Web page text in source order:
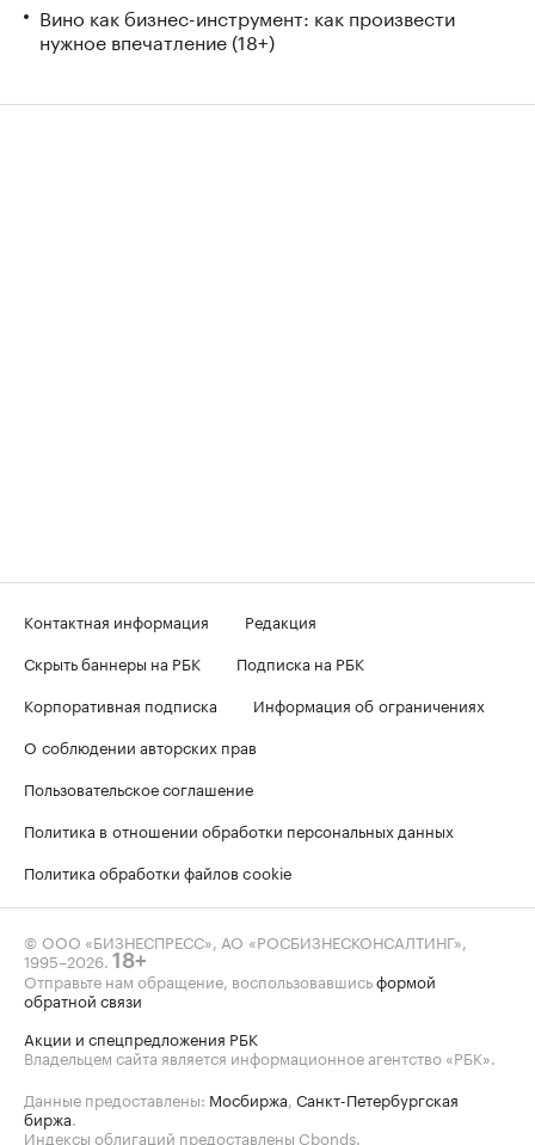
Вино как бизнес-инструмент: как произвести
нужное впечатление (18+)
Контактная информация
Редакция
Скрыть баннеры на РБК
Подписка на РБК
Корпоративная подписка
Информация об ограничениях
О соблюдении авторских прав
Пользовательское соглашение
Политика в отношении обработки персональных данных
Политика обработки файлов cookie
© ООО «БИЗНЕСПРЕСС», АО «РОСБИЗНЕСКОНСАЛТИНГ»,
1995–2026. 18+
Отправьте нам обращение, воспользовавшисьформой
обратной связи
Акции и спецпредложения РБК
Владельцем сайта является информационное агентство «РБК».
Данные предоставлены: Мосбиржа, Санкт-Петербургская
биржа.
Индексы облигаций предоставлены Cbonds.